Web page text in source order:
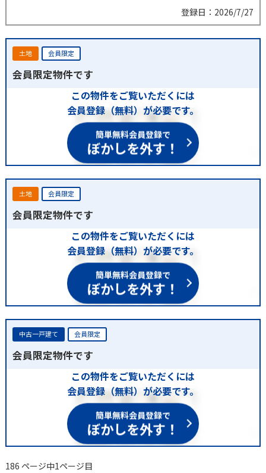
登録日：2026/7/27
土地 会員限定
会員限定物件です
この物件をご覧いただくには
会員登録（無料）が必要です。
簡単無料会員登録で
ぼかしを外す！
土地 会員限定
会員限定物件です
この物件をご覧いただくには
会員登録（無料）が必要です。
簡単無料会員登録で
ぼかしを外す！
中古一戸建て 会員限定
会員限定物件です
この物件をご覧いただくには
会員登録（無料）が必要です。
簡単無料会員登録で
ぼかしを外す！
186 ページ中1ページ目